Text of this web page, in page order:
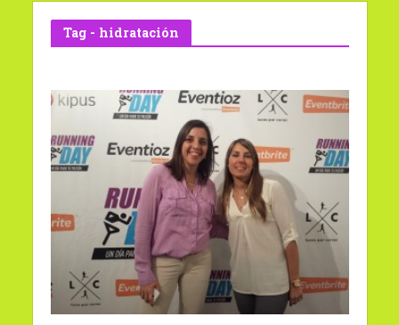
Tag - hidratación